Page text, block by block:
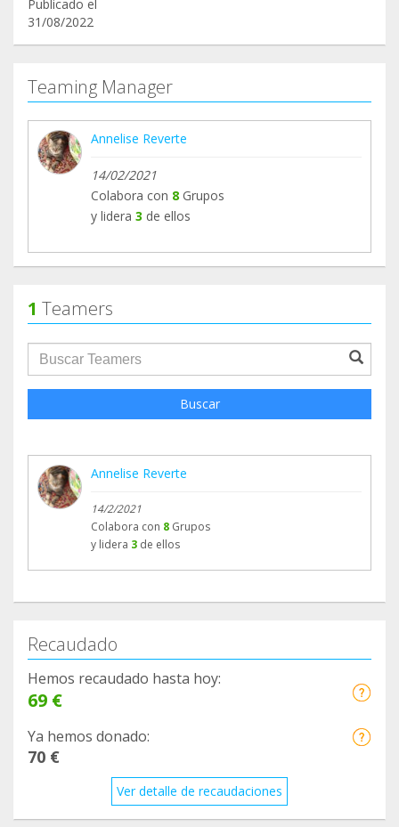
Publicado el
31/08/2022
Teaming Manager
Annelise Reverte
14/02/2021
Colabora con 8 Grupos
y lidera 3 de ellos
1 Teamers
groupProfile.searchForm.search.text???
Buscar
Annelise Reverte
14/2/2021
Colabora con 8 Grupos
y lidera 3 de ellos
Recaudado
Hemos recaudado hasta hoy:
69 €
Ya hemos donado:
70 €
Ver detalle de recaudaciones